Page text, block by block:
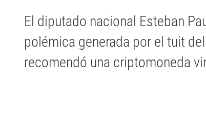
El diputado nacional Esteban
polémica generada por el tuit
recomendó una criptomoneda